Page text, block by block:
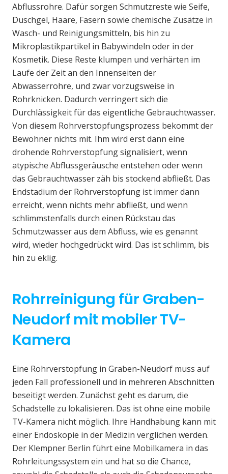
Abflussrohre. Dafür sorgen Schmutzreste wie Seife,
Duschgel, Haare, Fasern sowie chemische Zusätze in
Wasch- und Reinigungsmitteln, bis hin zu
Mikroplastikpartikel in Babywindeln oder in der
Kosmetik. Diese Reste klumpen und verhärten im
Laufe der Zeit an den Innenseiten der
Abwasserrohre, und zwar vorzugsweise in
Rohrknicken. Dadurch verringert sich die
Durchlässigkeit für das eigentliche Gebrauchtwasser.
Von diesem Rohrverstopfungsprozess bekommt der
Bewohner nichts mit. Ihm wird erst dann eine
drohende Rohrverstopfung signalisiert, wenn
atypische Abflussgeräusche entstehen oder wenn
das Gebrauchtwasser zäh bis stockend abfließt. Das
Endstadium der Rohrverstopfung ist immer dann
erreicht, wenn nichts mehr abfließt, und wenn
schlimmstenfalls durch einen Rückstau das
Schmutzwasser aus dem Abfluss, wie es genannt
wird, wieder hochgedrückt wird. Das ist schlimm, bis
hin zu eklig.
Rohrreinigung für Graben-
Neudorf mit mobiler TV-
Kamera
Eine Rohrverstopfung in Graben-Neudorf muss auf
jeden Fall professionell und in mehreren Abschnitten
beseitigt werden. Zunächst geht es darum, die
Schadstelle zu lokalisieren. Das ist ohne eine mobile
TV-Kamera nicht möglich. Ihre Handhabung kann mit
einer Endoskopie in der Medizin verglichen werden.
Der Klempner Berlin führt eine Mobilkamera in das
Rohrleitungssystem ein und hat so die Chance,